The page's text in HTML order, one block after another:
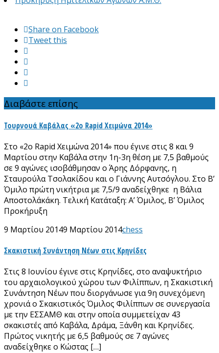
Share on Facebook
Tweet this
Διαβάστε επίσης
Τουρνουά Καβάλας «2ο Rapid Χειμώνα 2014»
Στο «2ο Rapid Χειμώνα 2014» που έγινε στις 8 και 9
Μαρτίου στην Καβάλα στην 1η-3η θέση με 7,5 βαθμούς
σε 9 αγώνες ισοβάθμησαν ο Άρης Δόρφανης, η
Σταυρούλα Τσολακίδου και ο Γιάννης Αυτσόγλου. Στο Β’
Όμιλο πρώτη νικήτρια με 7,5/9 αναδείχθηκε η Βάλια
Αποστολάκάκη. Τελική Κατάταξη: Α’ Όμιλος, Β’ Όμιλος
Προκήρυξη
9 Μαρτίου 20149 Μαρτίου 2014chess
Σκακιστική Συνάντηση Νέων στις Κρηνίδες
Στις 8 Ιουνίου έγινε στις Κρηνίδες, στο αναψυκτήριο
του αρχαιολογικού χώρου των Φιλίππων, η Σκακιστική
Συνάντηση Νέων που διοργάνωσε για 9η συνεχόμενη
χρονιά ο Σκακιστικός Όμιλος Φιλίππων σε συνεργασία
με την ΕΣΣΑΜΘ και στην οποία συμμετείχαν 43
σκακιστές από Καβάλα, Δράμα, Ξάνθη και Κρηνίδες.
Πρώτος νικητής με 6,5 βαθμούς σε 7 αγώνες
αναδείχθηκε ο Κώστας […]